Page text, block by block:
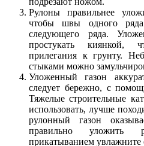
Рулоны правильнее
чтобы швы одного
следующего ряда.
простукать киянкой,
прилегания к грунту.
стыками можно
Уложенный газон
следует бережно, с
Тяжелые строительные
использовать, лучше
рулонный газон
правильно уложить
прикатыванием увлажните